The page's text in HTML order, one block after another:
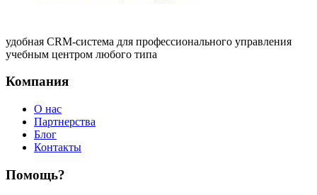
удобная CRM-система для профессионального управления
учебным центром любого типа
Компания
О нас
Партнерства
Блог
Контакты
Помощь?